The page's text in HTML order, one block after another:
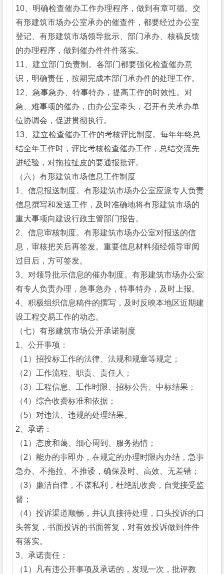
10、明确检查催办工作办理程序，做到有章可循。交
有形建筑市场办公室承办的催查件，都要经过办公室
登记、有形建筑市场领导批示、部门承办、核稿反馈
的办理程序，做到催办件件件落实。
11、建立部门负责制。各部门都要强化检查催办意
识，明确责任，按期完成本部门承办件的处理工作。
12、急事急办、特事特办，提高工作的时效性。对
急、难事项的催办，由办公室牵头，召开有关承办单
位协调会，促进贯彻执行。
13、建立检查催办工作的考核评比制度。每年年终总
结全年工作时，评比考核检查催办工作，总结交流先
进经验，对拖拉扯皮的要通报批评。
（六）有形建筑市场信息工作制度
1、信息报送制度。有形建筑市场办公室应派专人负责
信息撰写和发送工作，及时准确地将有形建筑市场的
重大事项向建设行政主管部门报告。
2、信息审核制度。有形建筑市场办公室对报送的信
息，审核把关后再签发。重要信息材料须经领导审阅
过目后，方可签发。
3、对领导批示信息的催办制度。有形建筑市场办公室
有专人负责办理，急事急办，特事特办，及时上报。
4、积极组织信息稿件的撰写，及时反映本地区近期建
设工程交易工作的动态。
（七）有形建筑市场公开承诺制度
1、公开事项：
（1）招投标工作的法律、法规和规章等规定；
（2）工作流程、职责、责任人；
（3）工程信息、工作时限、招标公告、中标结果；
（4）综合收费标准和依据；
（5）对违法、违规的处理结果。
2、承诺：
（1）态度和蔼、细心周到、服务热情；
（2）能办的事即办，在规定的办理时限内办结，急事
急办、不拖拉、不推诿，确保及时、高效、无差错；
（3）廉洁自律，不谋私利，杜绝乱收费，自觉接受监
督；
（4）投诉渠道顺畅，并认真接待处理，口头投诉的口
头答复，书面投诉的书面答复，对有效投诉做到件件
有落实。
3、承诺责任：
（1）凡有违公开事项及承诺的，发现一次，批评教